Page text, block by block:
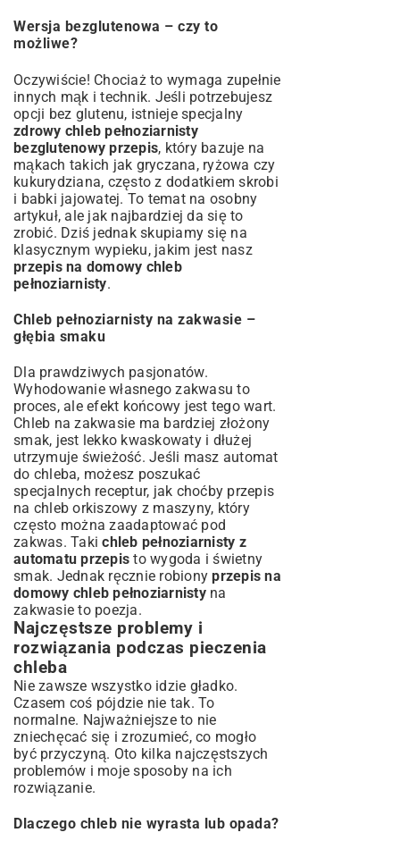
Wersja bezglutenowa – czy to
możliwe?
Oczywiście! Chociaż to wymaga zupełnie
innych mąk i technik. Jeśli potrzebujesz
opcji bez glutenu, istnieje specjalny
zdrowy chleb pełnoziarnisty
bezglutenowy przepis, który bazuje na
mąkach takich jak gryczana, ryżowa czy
kukurydziana, często z dodatkiem skrobi
i babki jajowatej. To temat na osobny
artykuł, ale jak najbardziej da się to
zrobić. Dziś jednak skupiamy się na
klasycznym wypieku, jakim jest nasz
przepis na domowy chleb
pełnoziarnisty.
Chleb pełnoziarnisty na zakwasie –
głębia smaku
Dla prawdziwych pasjonatów.
Wyhodowanie własnego zakwasu to
proces, ale efekt końcowy jest tego wart.
Chleb na zakwasie ma bardziej złożony
smak, jest lekko kwaskowaty i dłużej
utrzymuje świeżość. Jeśli masz automat
do chleba, możesz poszukać
specjalnych receptur, jak choćby przepis
na chleb orkiszowy z maszyny, który
często można zaadaptować pod
zakwas. Takichleb pełnoziarnisty z
automatu przepis to wygoda i świetny
smak. Jednak ręcznie robionyprzepis na
domowy chleb pełnoziarnistyna
zakwasie to poezja.
Najczęstsze problemy i
rozwiązania podczas pieczenia
chleba
Nie zawsze wszystko idzie gładko.
Czasem coś pójdzie nie tak. To
normalne. Najważniejsze to nie
zniechęcać się i zrozumieć, co mogło
być przyczyną. Oto kilka najczęstszych
problemów i moje sposoby na ich
rozwiązanie.
Dlaczego chleb nie wyrasta lub opada?